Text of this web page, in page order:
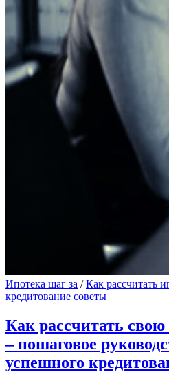
Ипотека шаг за /Как рассчитать
кредитование советы
Как рассчитать
– пошаговое
успешного